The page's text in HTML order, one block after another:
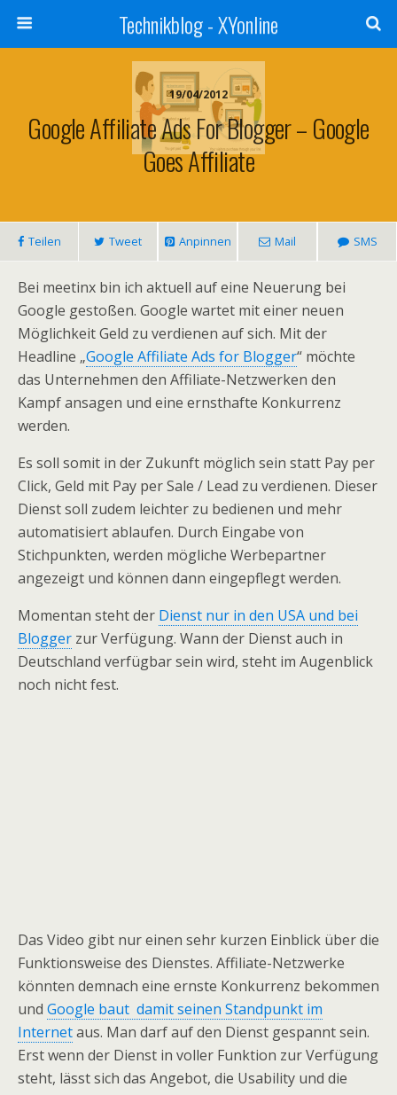
Technikblog - XYonline
19/04/2012
Google Affiliate Ads For Blogger – Google
Goes Affiliate
Teilen Tweet Anpinnen Mail SMS
Bei meetinx bin ich aktuell auf eine Neuerung bei
Google gestoßen. Google wartet mit einer neuen
Möglichkeit Geld zu verdienen auf sich. Mit der
Headline „Google Affiliate Ads for Blogger“ möchte
das Unternehmen den Affiliate-Netzwerken den
Kampf ansagen und eine ernsthafte Konkurrenz
werden.
Es soll somit in der Zukunft möglich sein statt Pay per
Click, Geld mit Pay per Sale / Lead zu verdienen. Dieser
Dienst soll zudem leichter zu bedienen und mehr
automatisiert ablaufen. Durch Eingabe von
Stichpunkten, werden mögliche Werbepartner
angezeigt und können dann eingepflegt werden.
Momentan steht der Dienst nur in den USA und bei
Blogger zur Verfügung. Wann der Dienst auch in
Deutschland verfügbar sein wird, steht im Augenblick
noch nicht fest.
Das Video gibt nur einen sehr kurzen Einblick über die
Funktionsweise des Dienstes. Affiliate-Netzwerke
könnten demnach eine ernste Konkurrenz bekommen
und Google baut damit seinen Standpunkt im
Internetaus. Man darf auf den Dienst gespannt sein.
Erst wenn der Dienst in voller Funktion zur Verfügung
steht, lässt sich das Angebot, die Usability und die